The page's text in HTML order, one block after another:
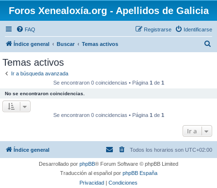
Foros Xenealoxía.org - Apellidos de Galicia
FAQ Identificarse
Registrarse
Índice general Buscar Temas activos
Temas activos
Ir a búsqueda avanzada
Se encontraron 0 coincidencias • Página 1 de 1
No se encontraron coincidencias.
Se encontraron 0 coincidencias • Página 1 de 1
Ir a
Índice general Todos los horarios son UTC+02:00
Desarrollado por phpBB® Forum Software © phpBB Limited
Traducción al español por phpBB España
Privacidad | Condiciones